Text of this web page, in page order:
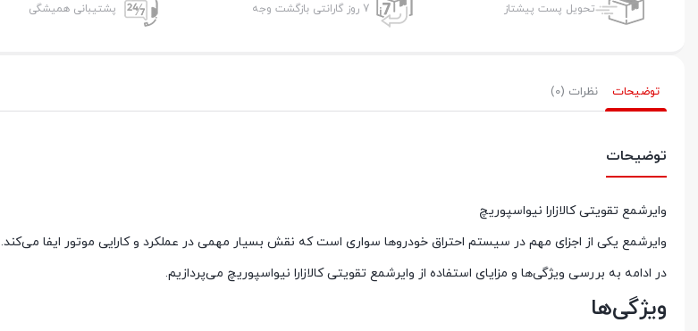
تحویل پست پیشتاز 7 روز گارانتی بازگشت وجه پشتیبانی همیشگی
توضیحات نظرات (0)
توضیحات
وایرشمع تقویتی کالازارا نیواسپوریچ
وایرشمع یکی از اجزای مهم در سیستم احتراق خودروها سواری است که نقش بسیار مهمی در عملکرد و کارایی موتور ایفا می‌کند.
در ادامه به بررسی ویژگی‌ها و مزایای استفاده از وایرشمع تقویتی کالازارا نیواسپوریچ می‌پردازیم.
ویژگی‌ها